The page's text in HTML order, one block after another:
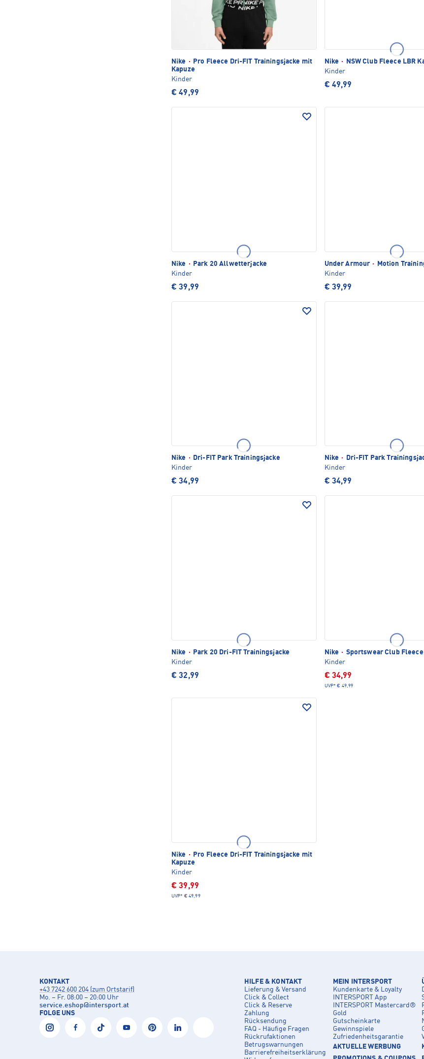
Nike ·
Pro Fleece Dri-FIT Trainingsjacke mit
Kapuze
Kinder
€ 49,99
Nike ·
NSW Club Fleece LBR
Kinder
€ 49,99
Nike ·
Park 20 Allwetterjacke
Kinder
€ 39,99
Under Armour ·
Motion
Kinder
€ 39,99
Nike ·
Dri-FIT Park Trainingsjacke
Kinder
€ 34,99
Nike ·
Dri-FIT Park
Kinder
€ 34,99
Nike ·
Park 20 Dri-FIT Trainingsjacke
Kinder
€ 32,99
Nike · Sportswear Club Fleece
Kinder
€ 34,99
UVP* € 49,99
Nike ·
Pro Fleece Dri-FIT Trainingsjacke mit
Kapuze
Kinder
€ 39,99
UVP* € 49,99
KONTAKT
+43 7242 600 204 (zum Ortstarif)
Mo. – Fr. 08:00 – 20:00 Uhr
service.eshop@intersport.at
FOLGE UNS
HILFE & KONTAKT
Lieferung & Versand
Click & Collect
Click & Reserve
Zahlung
Rücksendung
FAQ - Häufige Fragen
Rückrufaktionen
Betrugswarnungen
Barrierefreiheitserklärung
MEIN INTERSPORT
Kundenkarte & Loyalty
INTERSPORT App
INTERSPORT Mastercard®
Gold
Gutscheinkarte
Gewinnspiele
Zufriedenheitsgarantie
AKTUELLE WERBUNG